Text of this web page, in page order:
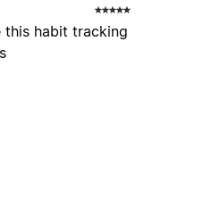
habit tracking